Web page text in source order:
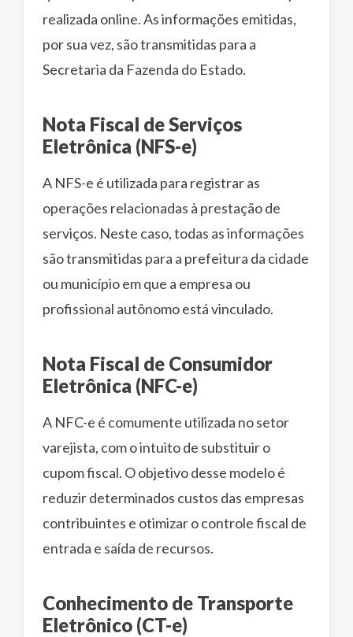
realizada online. As informações emitidas,
por sua vez, são transmitidas para a
Secretaria da Fazenda do Estado.
Nota Fiscal de Serviços
Eletrônica (NFS-e)
A NFS-e é utilizada para registrar as
operações relacionadas à prestação de
serviços. Neste caso, todas as informações
são transmitidas para a prefeitura da cidade
ou município em que a empresa ou
profissional autônomo está vinculado.
Nota Fiscal de Consumidor
Eletrônica (NFC-e)
A NFC-e é comumente utilizada no setor
varejista, com o intuito de substituir o
cupom fiscal. O objetivo desse modelo é
reduzir determinados custos das empresas
contribuintes e otimizar o controle fiscal de
entrada e saída de recursos.
Conhecimento de Transporte
Eletrônico (CT-e)